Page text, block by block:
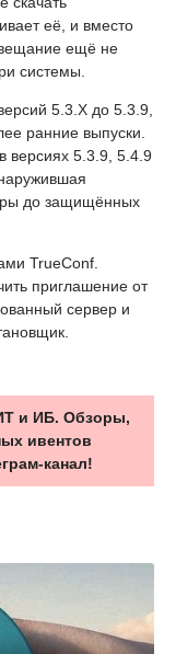
её, и вместо
ещё не
системы.
5.3.X до 5.3.9,
ранние выпуски.
версиях 5.3.9, 5.4.9
до защищённых
TrueConf.
приглашение от
сервер и
и ИБ. Обзоры,
ивентов
канал!